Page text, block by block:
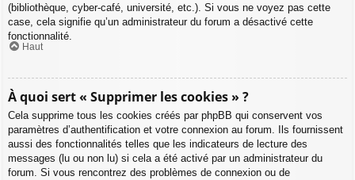
(bibliothèque, cyber-café, université, etc.). Si vous ne voyez pas cette
case, cela signifie qu’un administrateur du forum a désactivé cette
fonctionnalité.
Haut
À quoi sert « Supprimer les cookies » ?
Cela supprime tous les cookies créés par phpBB qui conservent vos
paramètres d’authentification et votre connexion au forum. Ils fournissent
aussi des fonctionnalités telles que les indicateurs de lecture des
messages (lu ou non lu) si cela a été activé par un administrateur du
forum. Si vous rencontrez des problèmes de connexion ou de